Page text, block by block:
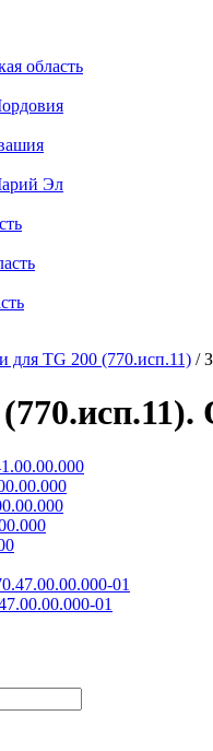
область
Эл
для TG 200 (770.исп.11) /
01